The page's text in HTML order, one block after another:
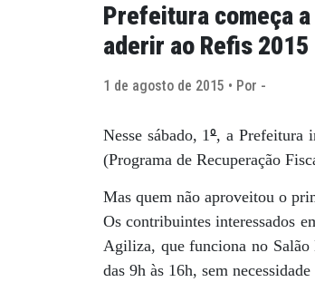
Prefeitura começa
aderir ao Refis 2015
1 de agosto de 2015 • Por -
Nesse sábado, 1º, a Prefeitura
(Programa de Recuperação
Mas quem não aproveitou o
Os contribuintes interessados
Agiliza, que funciona no Salão
das 9h às 16h, sem